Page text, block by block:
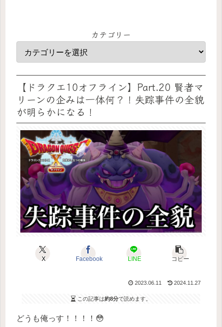
カテゴリー
【ドラクエ10オフライン】Part.20 賢者マ
リーンの企みは一体何？！失踪事件の全貌
が明らかになる！
X Facebook LINE コピー
2023.06.11 2024.11.27
この記事は約8分で読めます。
どうも俺っす！！！！😳